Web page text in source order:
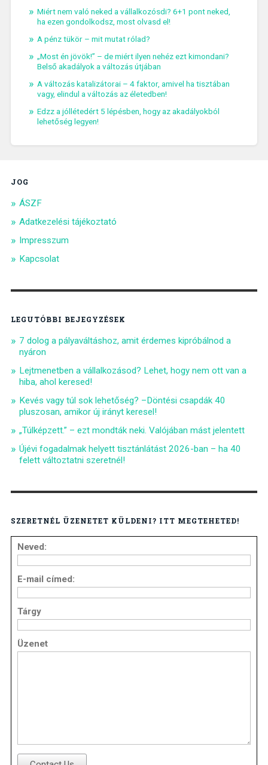
Miért nem való neked a vállalkozósdi? 6+1 pont neked,
ha ezen gondolkodsz, most olvasd el!
A pénz tükör – mit mutat rólad?
„Most én jövök!” – de miért ilyen nehéz ezt kimondani?
Belső akadályok a változás útjában
A változás katalizátorai – 4 faktor, amivel ha tisztában
vagy, elindul a változás az életedben!
Edzz a jóllétedért 5 lépésben, hogy az akadályokból
lehetőség legyen!
JOG
ÁSZF
Adatkezelési tájékoztató
Impresszum
Kapcsolat
LEGUTÓBBI BEJEGYZÉSEK
7 dolog a pályaváltáshoz, amit érdemes kipróbálnod a
nyáron
Lejtmenetben a vállalkozásod? Lehet, hogy nem ott van a
hiba, ahol keresed!
Kevés vagy túl sok lehetőség? –Döntési csapdák 40
pluszosan, amikor új irányt keresel!
„Túlképzett.” – ezt mondták neki. Valójában mást jelentett
Újévi fogadalmak helyett tisztánlátást 2026-ban – ha 40
felett változtatni szeretnél!
SZERETNÉL ÜZENETET KÜLDENI? ITT MEGTEHETED!
Neved:
E-mail címed:
Tárgy
Üzenet